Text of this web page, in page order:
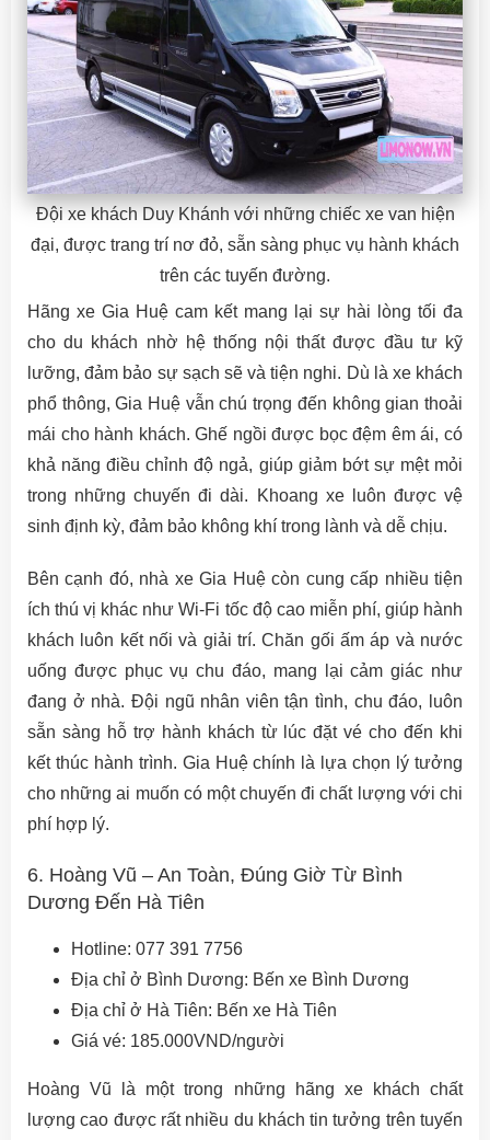
Đội xe khách Duy Khánh với những chiếc xe van hiện
đại, được trang trí nơ đỏ, sẵn sàng phục vụ hành khách
trên các tuyến đường.
Hãng xe Gia Huệ cam kết mang lại sự hài lòng tối đa
cho du khách nhờ hệ thống nội thất được đầu tư kỹ
lưỡng, đảm bảo sự sạch sẽ và tiện nghi. Dù là xe khách
phổ thông, Gia Huệ vẫn chú trọng đến không gian thoải
mái cho hành khách. Ghế ngồi được bọc đệm êm ái, có
khả năng điều chỉnh độ ngả, giúp giảm bớt sự mệt mỏi
trong những chuyến đi dài. Khoang xe luôn được vệ
sinh định kỳ, đảm bảo không khí trong lành và dễ chịu.
Bên cạnh đó, nhà xe Gia Huệ còn cung cấp nhiều tiện
ích thú vị khác như Wi-Fi tốc độ cao miễn phí, giúp hành
khách luôn kết nối và giải trí. Chăn gối ấm áp và nước
uống được phục vụ chu đáo, mang lại cảm giác như
đang ở nhà. Đội ngũ nhân viên tận tình, chu đáo, luôn
sẵn sàng hỗ trợ hành khách từ lúc đặt vé cho đến khi
kết thúc hành trình. Gia Huệ chính là lựa chọn lý tưởng
cho những ai muốn có một chuyến đi chất lượng với chi
phí hợp lý.
6. Hoàng Vũ – An Toàn, Đúng Giờ Từ Bình
Dương Đến Hà Tiên
Hotline: 077 391 7756
Địa chỉ ở Bình Dương: Bến xe Bình Dương
Địa chỉ ở Hà Tiên: Bến xe Hà Tiên
Giá vé: 185.000VND/người
Hoàng Vũ là một trong những hãng xe khách chất
lượng cao được rất nhiều du khách tin tưởng trên tuyến